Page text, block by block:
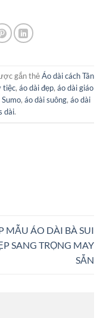
gắn thẻÁo dài cách Tân
tiệc, áo dài đẹp, áo dài giáo
, áo dài suông, áo dài
dài.
MẪU ÁO DÀI BÀ SUI
SANG TRỌNG MAY
SẴN